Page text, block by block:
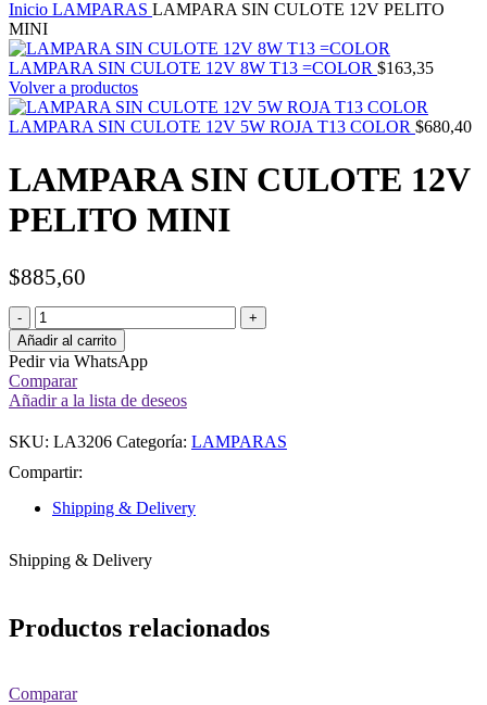
Inicio LAMPARAS LAMPARA SIN CULOTE 12V PELITO
MINI
LAMPARA SIN CULOTE 12V 8W T13 =COLOR $163,35
Volver a productos
LAMPARA SIN CULOTE 12V 5W ROJA T13 COLOR $680,40
LAMPARA SIN CULOTE 12V
PELITO MINI
$885,60
Añadir al carrito
Pedir via WhatsApp
Comparar
Añadir a la lista de deseos
SKU: LA3206 Categoría: LAMPARAS
Compartir:
Shipping & Delivery
Shipping & Delivery
Productos relacionados
Comparar